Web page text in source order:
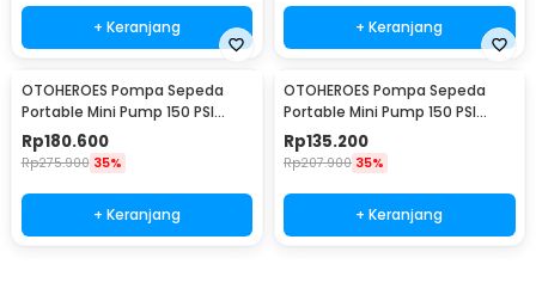
+ Keranjang + Keranjang
OTOHEROES Pompa Sepeda
Portable Mini Pump 150 PSI
Digital - ST-5523
Rp180.600
Rp275.900 35%
+ Keranjang
OTOHEROES Pompa Sepeda
Portable Mini Pump 150 PSI
Analog - ST-5523
Rp135.200
Rp207.900 35%
+ Keranjang